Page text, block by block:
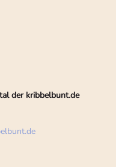
der kribbelbunt.de